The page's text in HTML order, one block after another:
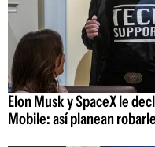
Elon Musk y SpaceX le
Mobile: así planean